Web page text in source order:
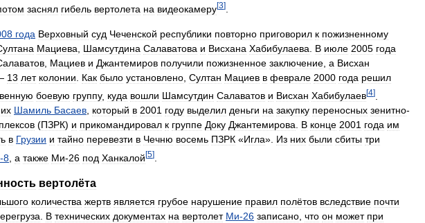
заснял гибель вертолета на видеокамеру[3]
года Верховный суд Чеченской республики повторно приговорил к пожизненному
Мациева Шамсутдина Салаватова и Висхана Хабибулаева В июле 2005 года
Мациев и Джантемиров получили пожизненное заключение а Висхан
13 лет колонии Как было установлено Султан Мациев в феврале 2000 года решил
боевую группу, куда вошли Шамсутдин Салаватов и Висхан Хабибулаев[4]
их Шамиль Басаев, который в 2001 году выделил деньги на закупку переносных зенитно-
(ПЗРК) и прикомандировал к группе Доку Джантемирова. В конце 2001 года им
в Грузии и тайно перевезти в Чечню восемь ПЗРК «Игла». Из них были сбиты три
-8 а также Ми-26 под Ханкалой [5]
вертолёта
количества жертв является грубое нарушение правил полётов вследствие почти
В технических документах на вертолет Ми-26 записано что он может при